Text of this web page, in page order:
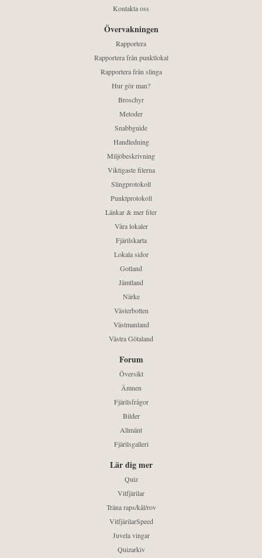
Kontakta oss
Övervakningen
Rapportera
Rapportera från punktlokal
Rapportera från slinga
Hur gör man?
Broschyr
Metoder
Snabbguide
Handledning
Miljöbeskrivning
Viktigaste filerna
Slingprotokoll
Punktprotokoll
Länkar & mer filer
Våra lokaler
Fjärilskarta
Lokala sidor
Gotland
Jämtland
Närke
Västerbotten
Västmanland
Västra Götaland
Forum
Översikt
Ämnen
Fjärilsfrågor
Bilder
Allmänt
Fjärilsgalleri
Lär dig mer
Quiz
Vitfjärilar
Träna raps/kål/rov
VitfjärilarSpeed
Juvela vingar
Quizarkiv